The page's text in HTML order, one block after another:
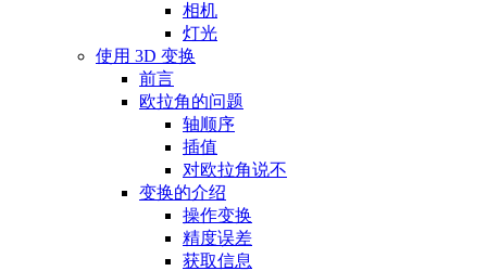
相机
灯光
使用 3D 变换
前言
欧拉角的问题
轴顺序
插值
对欧拉角说不
变换的介绍
操作变换
精度误差
获取信息